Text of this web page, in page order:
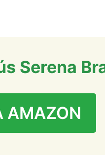
Serena
AMAZON